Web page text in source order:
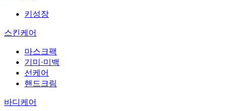
키성장
스킨케어
마스크팩
기미·미백
선케어
핸드크림
바디케어